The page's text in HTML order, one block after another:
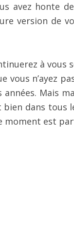
avez honte
version de
à
vous n’ayez
Mais
dans tous
moment est